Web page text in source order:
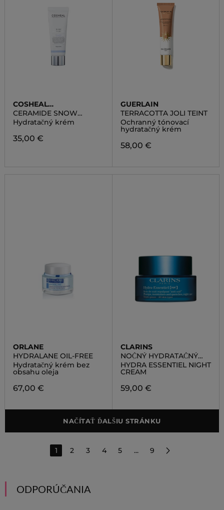
COSHEAL
PROFESSIONAL
CERAMIDE SNOW
CREAM
Hydratačný krém
35,00 €
GUERLAIN
TERRACOTTA JOLI TEINT
Ochranný tónovací
hydratačný krém
58,00 €
ORLANE
HYDRALANE OIL-FREE
Hydratačný krém bez
obsahu oleja
67,00 €
CLARINS
NOČNÝ HYDRATAČNÝ
KRÉM
HYDRA ESSENTIEL NIGHT
CREAM
59,00 €
NAČÍTAŤ ĎALŠIU STRÁNKU
1 2 3 4 5 ... 9
ODPORÚČANIA